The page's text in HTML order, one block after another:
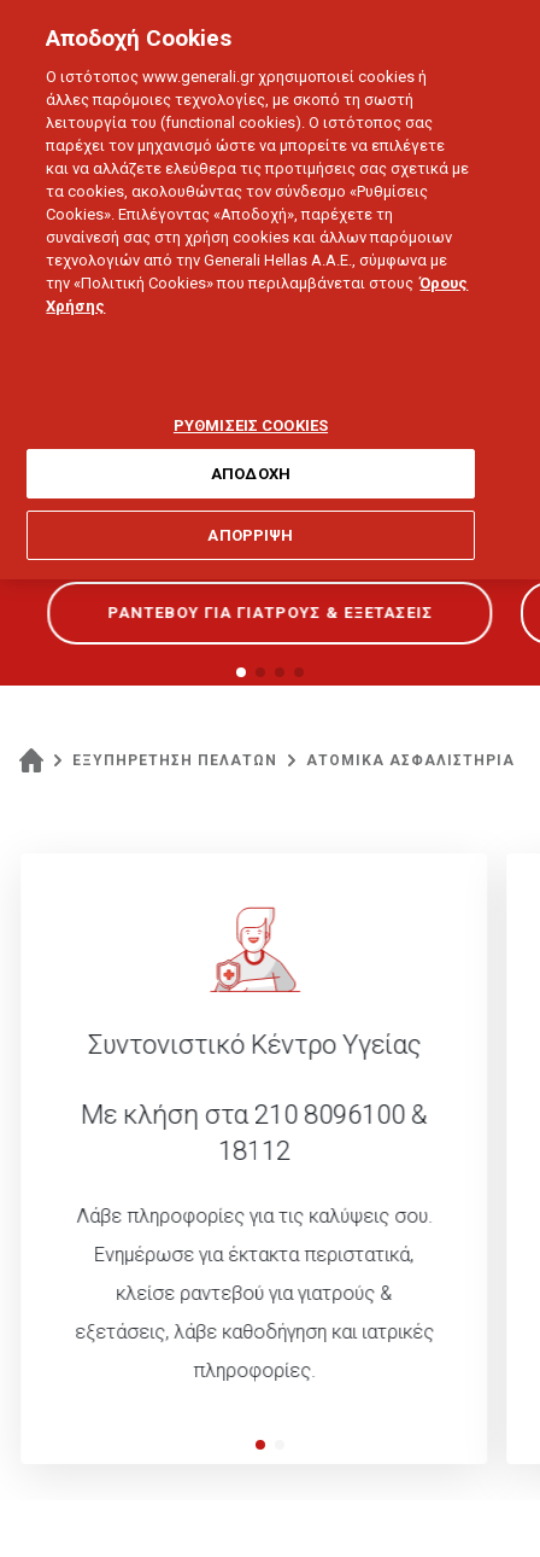
ΠΛΗΡΟΦΟΡΙΕΣ
Ατομικά
Ασφαλιστήρια
Θέλω βοήθεια για:
ΡΑΝΤΕΒΟΥ ΓΙΑ ΓΙΑΤΡΟΥΣ & ΕΞΕΤΑΣΕΙΣ
ΕΞΥΠΗΡΕΤΗΣΗ ΠΕΛΑΤΩΝ ΑΤΟΜΙΚΑ ΑΣΦΑΛΙΣΤΗΡΙΑ
Συντονιστικό Κέντρο Υγείας
Με κλήση στα 210 8096100 &
18112
Λάβε πληροφορίες για τις καλύψεις σου.
Ενημέρωσε για έκτακτα περιστατικά,
κλείσε ραντεβού για γιατρούς &
εξετάσεις, λάβε καθοδήγηση και ιατρικές
πληροφορίες.
Αποδοχή Cookies
Ο ιστότοπος www.generali.gr χρησιμοποιεί cookies ή
άλλες παρόμοιες τεχνολογίες, με σκοπό τη σωστή
λειτουργία του (functional cookies). Ο ιστότοπος σας
παρέχει τον μηχανισμό ώστε να μπορείτε να επιλέγετε
και να αλλάζετε ελεύθερα τις προτιμήσεις σας σχετικά με
τα cookies, ακολουθώντας τον σύνδεσμο «Ρυθμίσεις
Cookies». Επιλέγοντας «Αποδοχή», παρέχετε τη
συναίνεσή σας στη χρήση cookies και άλλων παρόμοιων
τεχνολογιών από την Generali Hellas A.A.E., σύμφωνα με
την «Πολιτική Cookies» που περιλαμβάνεται στους Όρους
Χρήσης
ΡΥΘΜΙΣΕΙΣ COOKIES
ΑΠΟΡΡΙΨΗ
ΑΠΟΔΟΧΗ